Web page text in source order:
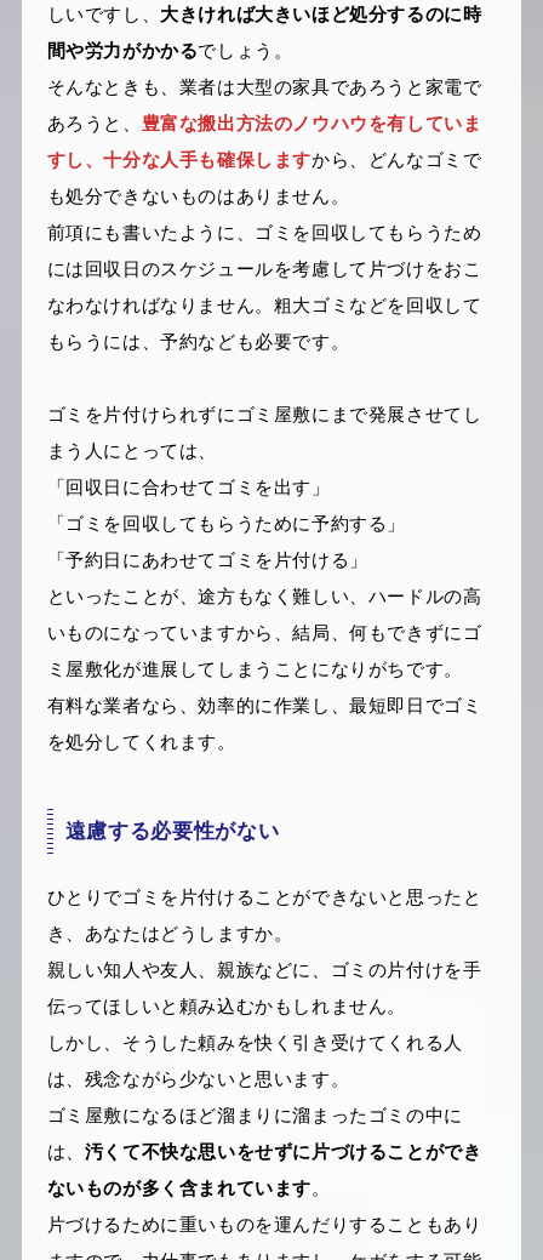
しいですし、 大きければ大きいほど処分するのに時
間や労力がかかるでしょう。
そんなときも、業者は大型の家具であろうと家電で
あろうと、 豊富な搬出方法のノウハウを有していま
すし、十分な人手も確保しますから、どんなゴミで
も処分できないものはありません。
前項にも書いたように、ゴミを回収してもらうため
には回収日のスケジュールを考慮して片づけをおこ
なわなければなりません。粗大ゴミなどを回収して
もらうには、予約なども必要です。
ゴミを片付けられずにゴミ屋敷にまで発展させてし
まう人にとっては、
「回収日に合わせてゴミを出す」
「ゴミを回収してもらうために予約する」
「予約日にあわせてゴミを片付ける」
といったことが、途方もなく難しい、ハードルの高
いものになっていますから、結局、何もできずにゴ
ミ屋敷化が進展してしまうことになりがちです。
有料な業者なら、効率的に作業し、最短即日でゴミ
を処分してくれます。
遠慮する必要性がない
ひとりでゴミを片付けることができないと思ったと
き、あなたはどうしますか。
親しい知人や友人、親族などに、ゴミの片付けを手
伝ってほしいと頼み込むかもしれません。
しかし、そうした頼みを快く引き受けてくれる人
は、残念ながら少ないと思います。
ゴミ屋敷になるほど溜まりに溜まったゴミの中に
は、 汚くて不快な思いをせずに片づけることができ
ないものが多く含まれています。
片づけるために重いものを運んだりすることもあり